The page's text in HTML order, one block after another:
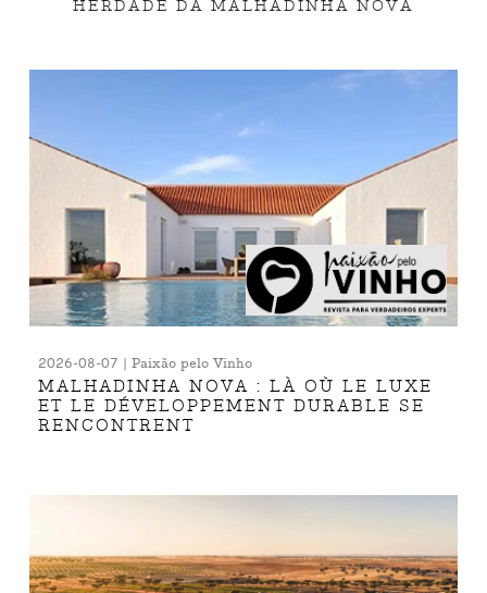
HERDADE DA MALHADINHA NOVA
2026-08-07 | Paixão pelo Vinho
MALHADINHA NOVA : LÀ OÙ LE LUXE
ET LE DÉVELOPPEMENT DURABLE SE
RENCONTRENT